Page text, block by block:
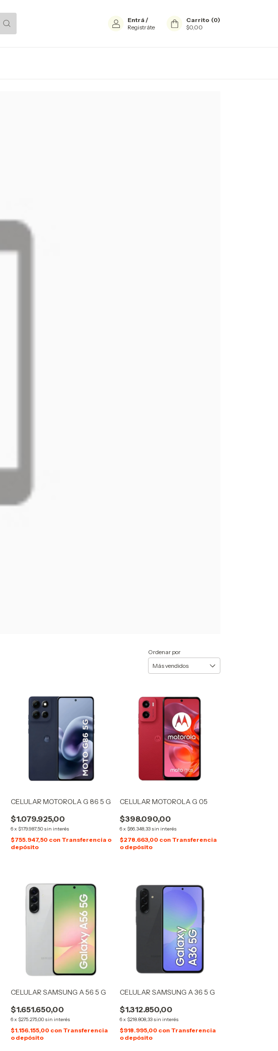
Entrá /
Registráte
Carrito (0)
$0,00
Ordenar por
CELULAR MOTOROLA G 86 5 G
$1.079.925,00
6x $179.987,50 sin interés
$755.947,50 con Transferencia o
depósito
CELULAR MOTOROLA G 05
$398.090,00
6x $66.348,33 sin interés
$278.663,00 con Transferencia
o depósito
CELULAR SAMSUNG A 56 5 G
$1.651.650,00
6x $275.275,00 sin interés
$1.156.155,00 con Transferencia
o depósito
CELULAR SAMSUNG A 36 5 G
$1.312.850,00
6x $218.808,33 sin interés
$918.995,00 con Transferencia
o depósito